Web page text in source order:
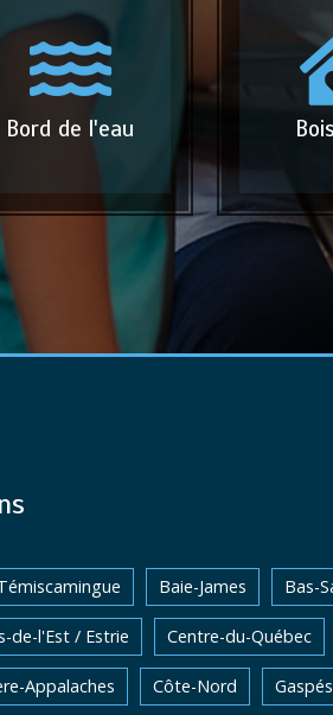
Bord de l'eau
Baie-James Bas-
de-l'Est / Estrie Centre-du-Québec
Appalaches Côte-Nord